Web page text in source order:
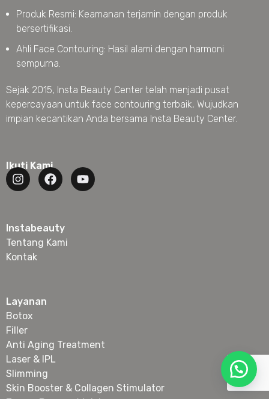
Produk Resmi: Keamanan terjamin dengan produk
bersertifikasi.
Ahli Face Contouring: Hasil alami dengan harmoni
sempurna.
Sejak 2015, Insta Beauty Center telah menjadi pusat
kepercayaan untuk face contouring terbaik, Wujudkan
impian kecantikan Anda bersama Insta Beauty Center.
Ikuti Kami
Instabeauty
Tentang Kami
Kontak
Layanan
Botox
Filler
Anti Aging Treatment
Laser & IPL
Slimming
Skin Booster & Collagen Stimulator
Tanam Benang Wajah